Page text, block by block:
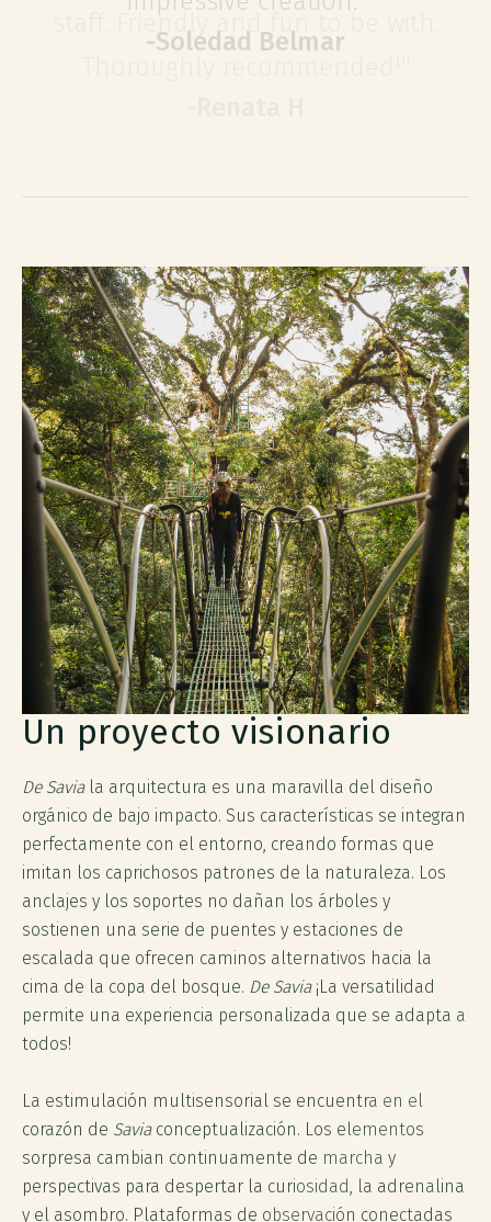
-Soledad Belmar
staff. Friendly and fun to be with.
-Soledad Belmar
Un proyecto visionario
De Saviala arquitectura es una maravilla del diseño
orgánico de bajo impacto. Sus características se integran
perfectamente con el entorno, creando formas que
imitan los caprichosos patrones de la naturaleza. Los
anclajes y los soportes no dañan los árboles y
sostienen una serie de puentes y estaciones de
escalada que ofrecen caminos alternativos hacia la
cima de la copa del bosque. De Savia¡La versatilidad
permite una experiencia personalizada que se adapta a
todos!
La estimulación multisensorial se encuentra en el
corazón de Saviaconceptualización. Los elementos
sorpresa cambian continuamente de marcha y
perspectivas para despertar la curiosidad, la adrenalina
y el asombro. Plataformas de observación conectadas